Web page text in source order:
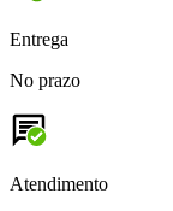
Entrega
No prazo
Atendimento